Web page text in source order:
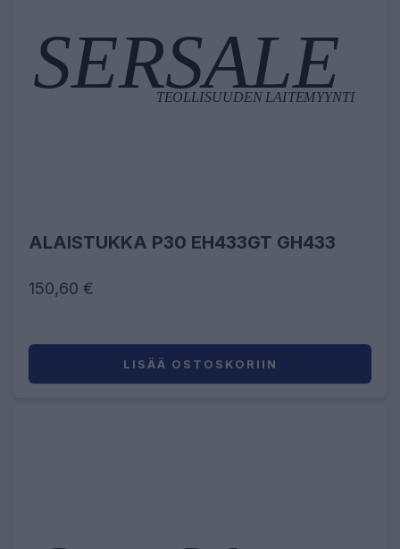
ALAISTUKKA P30 EH433GT GH433
150,60 €
LISÄÄ OSTOSKORIIN